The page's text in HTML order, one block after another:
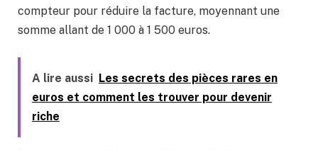
compteur pour réduire la facture, moyennant une
somme allant de 1 000 à 1 500 euros.
A lire aussi Les secrets des pièces rares en
euros et comment les trouver pour devenir
riche